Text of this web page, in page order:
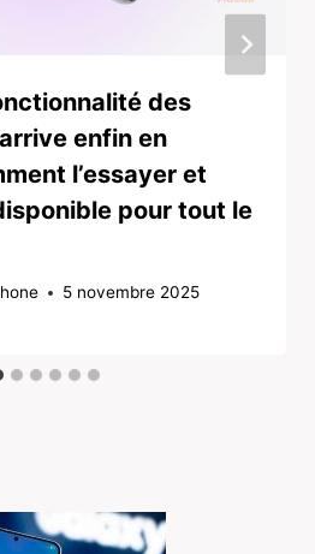
des
enfin en
l’essayer et
pour tout le
5 novembre 2025